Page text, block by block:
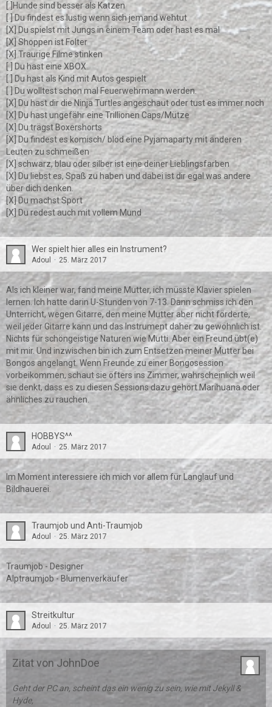
[ ]Hunde sind besser als Katzen
[ ] Du findest es lustig wenn sich jemand wehtut
[X] Du spielst mit Jungs in einem Team oder hast es mal
[X] Shoppen ist Folter
[X] Traurige Filme stinken
[ ] Du hast eine XBOX
[ ] Du hast als Kind mit Autos gespielt
[ ] Du wolltest schon mal Feuerwehrmann werden.
[X] Du hast dir die Ninja Turtles angeschaut oder tust es immer noch
[X] Du hast ungefähr eine Trillionen Caps/Mütze
[X] Du trägst Boxershorts
[X] Du findest es komisch/ blöd eine Pyjamaparty mit anderen
Leuten zu schmeißen
[X] schwarz, blau oder silber ist eine deiner Lieblingsfarben
[X] Du liebst es, Spaß zu haben und dabei ist dir egal was andere
über dich denken.
[X] Du machst Sport
[X] Du redest auch mit vollem Mund
Wer spielt hier alles ein Instrument?
Adoul 25. März 2017
Als ich kleiner war, fand meine Mutter, ich müsste Klavier spielen
lernen. Ich hatte darin U-Stunden von 7-13. Dann schmiss ich den
Unterricht, wegen Gitarre, den meine Mutter aber nicht förderte,
weil jeder Gitarre kann und das Instrument daher zu gewöhnlich ist.
Nichts für schöngeistige Naturen wie Mutti. Aber ein Freund übt(e)
mit mir. Und inzwischen bin ich zum Entsetzen meiner Mutter bei
Bongos angelangt. Wenn Freunde zu einer Bongosession
vorbeikommen, schaut sie öfters ins Zimmer, wahrscheinlich weil
sie denkt, dass es zu diesen Sessions dazu gehört Marihuana oder
ähnliches zu rauchen.
HOBBYS^^
Adoul 25. März 2017
Im Moment interessiere ich mich vor allem für Langlauf und
Bildhauerei.
Traumjob und Anti-Traumjob
Adoul 25. März 2017
Traumjob - Designer
Alptraumjob - Blumenverkäufer
Streitkultur
Adoul 25. März 2017
Zitat von JohnDoe
Geht der PC an, scheint das ein wenig zu sein, wie mit Jekyll &
Hyde,